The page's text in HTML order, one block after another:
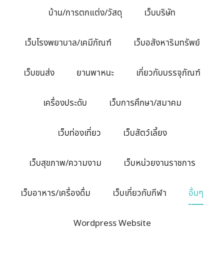
บ้าน/การตกแต่ง/วัสดุ เว็บบริษัท
เว็บโรงพยาบาล/เคมีภัณฑ์ เว็บอสังหาริมทรัพย์
เว็บขนส่ง ยานพาหนะ เกี่ยวกับบรรจุภัณฑ์
เครื่องประดับ เว็บการศึกษา/สมาคม
เว็บท่องเที่ยว เว็บสัตว์เลี้ยง
เว็บสุขภาพ/ความงาม เว็บหน่วยงานราชการ
เว็บอาหาร/เครื่องดื่ม เว็บเกี่ยวกับกีฬา อื่นๆ
Wordpress Website